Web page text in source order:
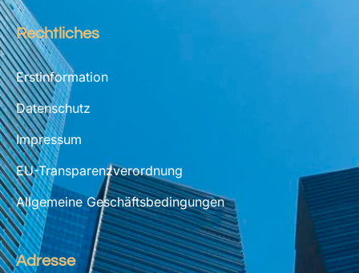
Rechtliches
Erstinformation
Datenschutz
Impressum
EU-Transparenzverordnung
Allgemeine Geschäftsbedingungen
Adresse